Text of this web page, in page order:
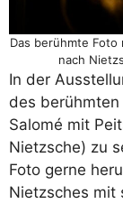
Das berühmte Foto
nach
In der
des
Salomé mit
Nietzsche) zu
Foto gerne
Nietzsches mit